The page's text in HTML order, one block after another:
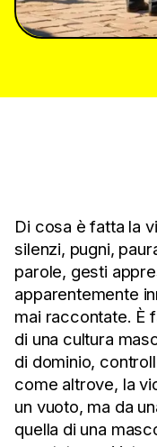
Di cosa è fatta la
silenzi, pugni,
parole, gesti
apparentemente
mai raccontate. È
di una cultura
di dominio,
come altrove, la
un vuoto, ma da
quella di una